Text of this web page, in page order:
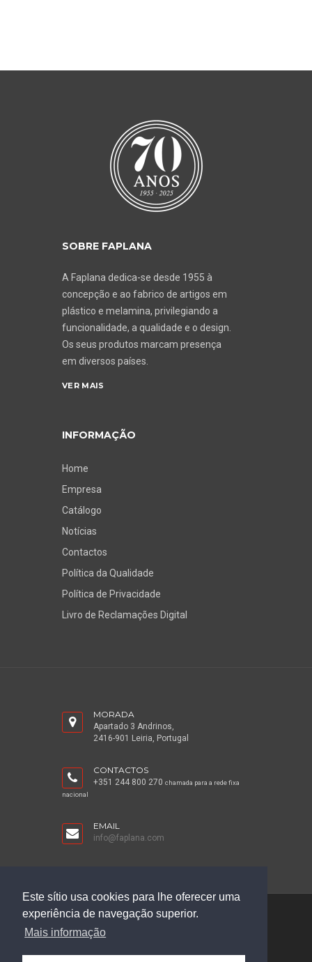
Este sítio usa cookies para lhe oferecer uma
experiência de navegação superior.
Mais informação
SOBRE FAPLANA
A Faplana dedica-se desde 1955 à
concepção e ao fabrico de artigos em
plástico e melamina, privilegiando a
funcionalidade, a qualidade e o design.
Os seus produtos marcam presença
em diversos países.
VER MAIS
INFORMAÇÃO
Home
Empresa
Catálogo
Notícias
Contactos
Política da Qualidade
Política de Privacidade
Livro de Reclamações Digital
MORADA
Apartado 3 Andrinos,
2416-901 Leiria, Portugal
CONTACTOS
+351 244 800 270 chamada para a rede fixa
nacional
EMAIL
info@faplana.com
©2026 Faplana